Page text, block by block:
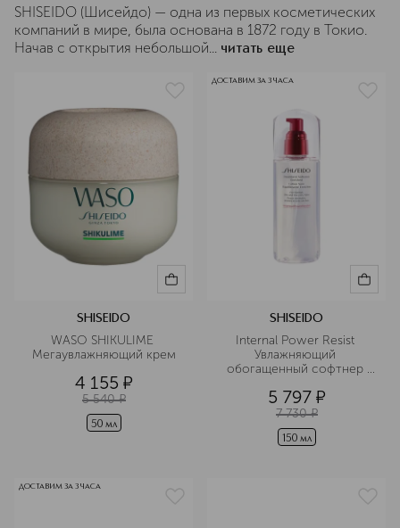
SHISEIDO (Шисейдо) — одна из первых косметических
компаний в мире, была основана в 1872 году в Токио.
Начав с открытия небольшой... читать еще
SHISEIDO
WASO SHIKULIME
Мегаувлажняющий крем
4 155 ¤
5 540 ¤
50 мл
ДОСТАВИМ ЗА 3 ЧАСА
SHISEIDO
Internal Power Resist
Увлажняющий
обогащенный софтнер
5 797 ¤
7 730 ¤
150 мл
ДОСТАВИМ ЗА 3 ЧАСА